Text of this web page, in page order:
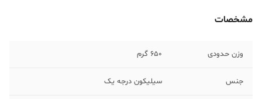
مشخصات
وزن حدودی 650 گرم
جنس سیلیکون درجه یک